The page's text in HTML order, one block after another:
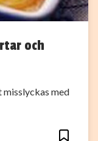
och
med